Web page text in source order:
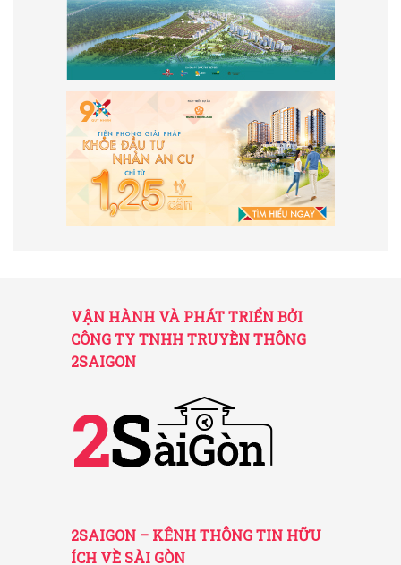
VẬN HÀNH VÀ PHÁT TRIỂN BỞI
CÔNG TY TNHH TRUYỀN THÔNG
2SAIGON
2SAIGON – KÊNH THÔNG TIN HỮU
ÍCH VỀ SÀI GÒN